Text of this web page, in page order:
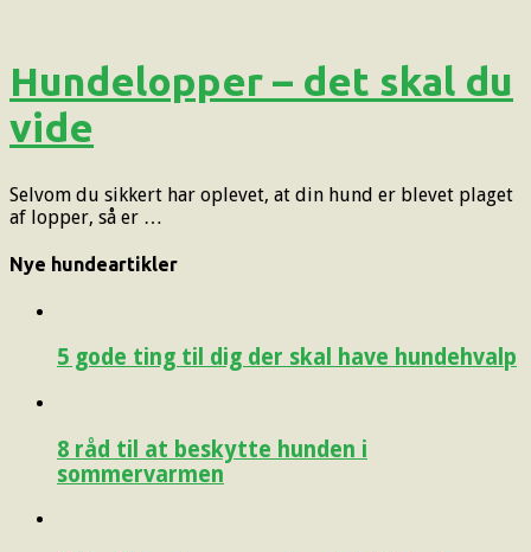
Hundelopper – det skal du
vide
Selvom du sikkert har oplevet, at din hund er blevet plaget
af lopper, så er …
Nye hundeartikler
5 gode ting til dig der skal have hundehvalp
8 råd til at beskytte hunden i
sommervarmen